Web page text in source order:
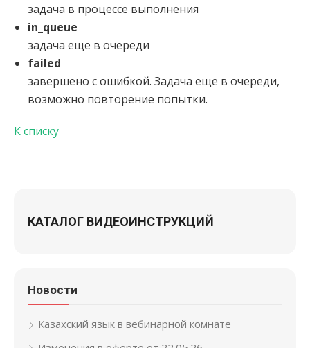
задача в процессе выполнения
in_queue
задача еще в очереди
failed
завершено с ошибкой. Задача еще в очереди,
возможно повторение попытки.
К списку
КАТАЛОГ ВИДЕОИНСТРУКЦИЙ
Новости
Казахский язык в вебинарной комнате